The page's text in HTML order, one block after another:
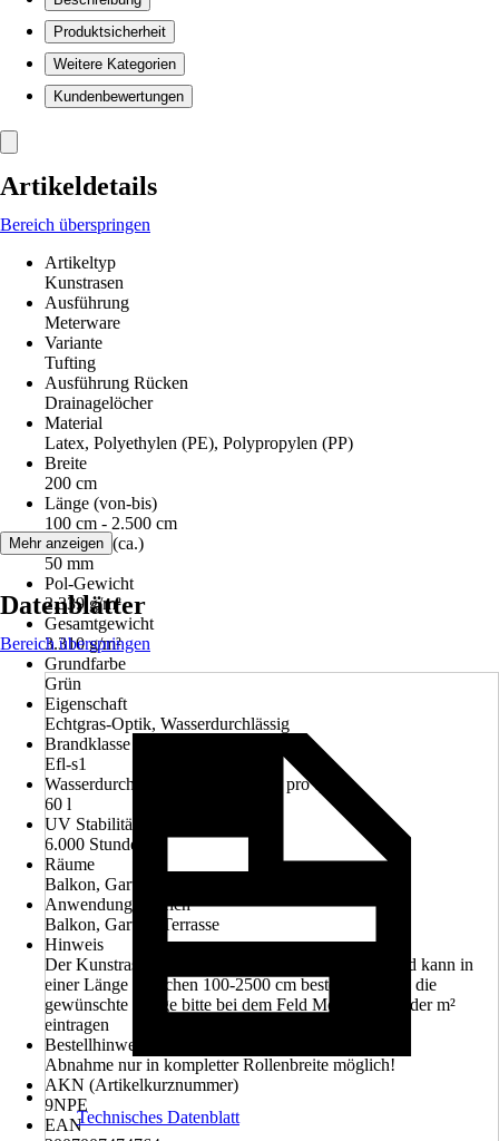
Produktsicherheit
Weitere Kategorien
Kundenbewertungen
Artikeldetails
Bereich überspringen
Artikeltyp
Kunstrasen
Ausführung
Meterware
Variante
Tufting
Ausführung Rücken
Drainagelöcher
Material
Latex, Polyethylen (PE), Polypropylen (PP)
Breite
200 cm
Länge (von-bis)
100 cm - 2.500 cm
Florhöhe (ca.)
50 mm
Pol-Gewicht
2.339 g/m²
Gesamtgewicht
3.310 g/m²
Grundfarbe
Grün
Eigenschaft
Echtgras-Optik, Wasserdurchlässig
Brandklasse
Efl-s1
Wasserdurchlässigkeit pro Minute pro qm
60 l
UV Stabilität
6.000 Stunden
Räume
Balkon, Garten, Terrasse
Anwendungsbereich
Balkon, Garten, Terrasse
Hinweis
Der Kunstrasen hat eine feste Breite von 200 cm und kann in
einer Länge zwischen 100-2500 cm bestellt werden, die
gewünschte Länge bitte bei dem Feld Menge in m oder m²
eintragen
Bestellhinweis
Abnahme nur in kompletter Rollenbreite möglich!
AKN (Artikelkurznummer)
9NPE
EAN
Mehr anzeigen
Datenblätter
Bereich überspringen
Technisches Datenblatt